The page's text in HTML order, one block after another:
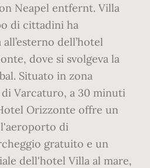
Neapel entfernt. Villa
di cittadini ha
dell’hotel
dove si svolgeva la
Situato in zona
Varcaturo, a 30 minuti
Orizzonte offre un
di
gratuito e un
dell'hotel Villa al mare,